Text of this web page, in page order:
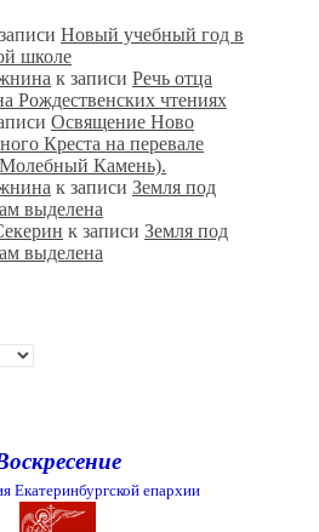
Новый учебный год в
школе
к записи Речь отца
Рождественских чтениях
Освящение Ново
Креста на перевале
Камень).
к записи Земля под
выделена
к записи Земля под
выделена
Екатеринбургской епархии